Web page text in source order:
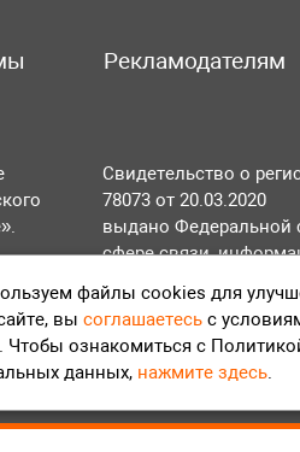
Рекламодателям
Свидетельство о
78073 от 20.03.2020
выдано Федеральной
сфере связи,
массовых
Положение об
Согласие на
файлы cookies для
вы соглашаетесь с
Чтобы ознакомиться с
данных, нажмите здесь.